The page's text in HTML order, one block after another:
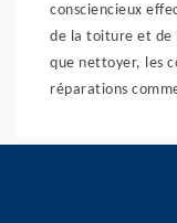
consciencieux
de la toiture et de
que nettoyer, les
réparations